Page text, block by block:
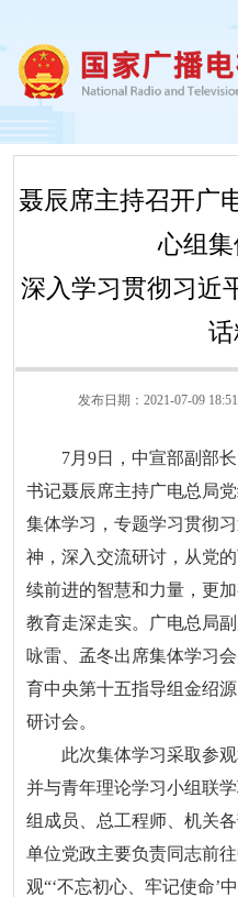
聂辰席主持召开广
心组
深入学习贯彻习近
发布日期：2021-07-09 18:51
7月9日， 中宣部副部
书记聂辰席主持广电总局
集体学习，专题学习贯彻
神，深入交流研讨，从党
续前进的智慧和力量，更
教育走深走实。广电总局
咏雷、孟冬出席集体学习
育中央第十五指导组金绍
研讨会。
此次集体学习采取参
并与青年理论学习小组联
组成员、总工程师、机关
单位党政主要负责同志前
观“‘不忘初心、牢记使命’